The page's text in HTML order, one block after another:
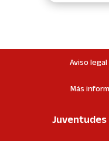
Aviso legal
Más